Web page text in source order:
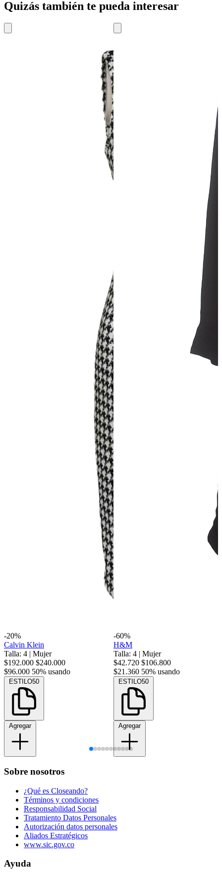
Quizás también te pueda interesar
-20%
Calvin Klein
Talla: 4 | Mujer
$192.000 $240.000
$96.000 50% usando
ESTILO50
Agregar
-60%
H&M
Talla: 4 | Mujer
$42.720 $106.800
$21.360 50% usando
ESTILO50
Agregar
Sobre nosotros
¿Qué es Closeando?
Términos y condiciones
Responsabilidad Social
Tratamiento Datos Personales
Autorización datos personales
Aliados Estratégicos
www.sic.gov.co
Ayuda